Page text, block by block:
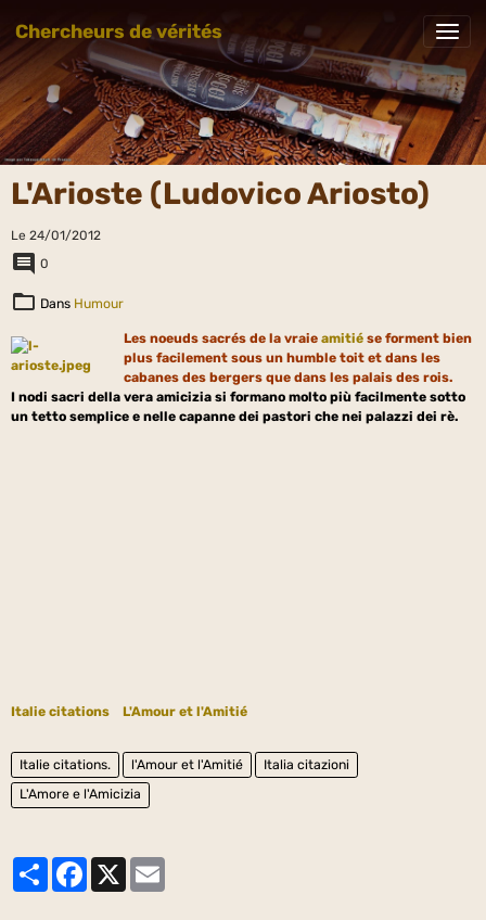
Chercheurs de vérités
L'Arioste (Ludovico Ariosto)
Le 24/01/2012
0
Dans Humour
Les noeuds sacrés de la vraie amitié se forment bien
plus facilement sous un humble toit et dans les
cabanes des bergers que dans les palais des rois.
I nodi sacri della vera amicizia si formano molto più facilmente sotto
un tetto semplice e nelle capanne dei pastori che nei palazzi dei rè.
Italie citations L'Amour et l'Amitié
Italie citations. l'Amour et l'Amitié
Italia citazioni
L'Amore e l'Amicizia
PartagerFacebook